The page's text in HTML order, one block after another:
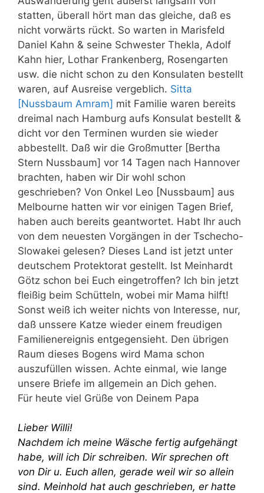
statten, überall hört man das gleiche, daß es
nicht vorwärts rückt. So warten in Marisfeld
Daniel Kahn & seine Schwester Thekla, Adolf
Kahn hier, Lothar Frankenberg, Rosengarten
usw. die nicht schon zu den Konsulaten bestellt
waren, auf Ausreise vergeblich. Sitta
[Nussbaum Amram] mit Familie waren bereits
dreimal nach Hamburg aufs Konsulat bestellt &
dicht vor den Terminen wurden sie wieder
abbestellt. Daß wir die Großmutter [Bertha
Stern Nussbaum] vor 14 Tagen nach Hannover
brachten, haben wir Dir wohl schon
geschrieben? Von Onkel Leo [Nussbaum] aus
Melbourne hatten wir vor einigen Tagen Brief,
haben auch bereits geantwortet. Habt Ihr auch
von dem neuesten Vorgängen in der Tschecho-
Slowakei gelesen? Dieses Land ist jetzt unter
deutschem Protektorat gestellt. Ist Meinhardt
Götz schon bei Euch eingetroffen? Ich bin jetzt
fleißig beim Schütteln, wobei mir Mama hilft!
Sonst weiß ich weiter nichts von Interesse, nur,
daß unssere Katze wieder einem freudigen
Familienereignis entgegensieht. Den übrigen
Raum dieses Bogens wird Mama schon
auszufüllen wissen. Achte einmal, wie lange
unsere Briefe im allgemein an Dich gehen.
Für heute viel Grüße von Deinem Papa
Lieber Willi!
Nachdem ich meine Wäsche fertig aufgehängt
habe, will ich Dir schreiben. Wir sprechen oft
von Dir u. Euch allen, gerade weil wir so allein
sind. Meinhold hat auch geschrieben, er hatte